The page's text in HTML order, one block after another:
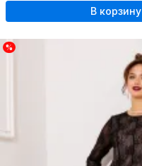
В корзину
%